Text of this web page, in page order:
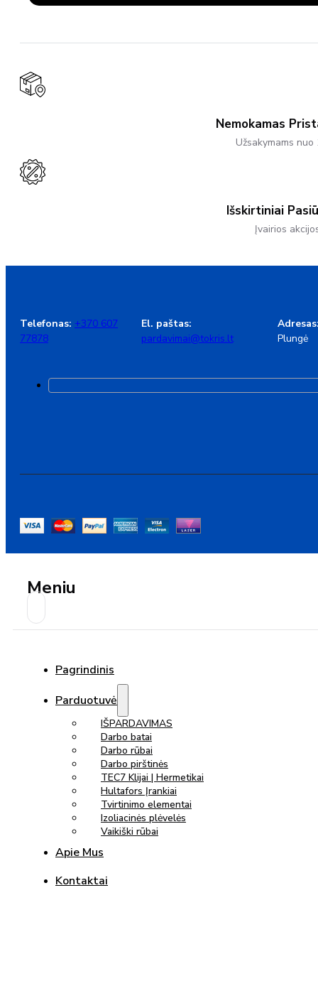
through
Has
The
Be
Chosen
On
Nemokamas
Užsakymams nuo
Išskirtiniai
Įvairios
Telefonas: +370 607
77878
El. paštas:
pardavimai@tokris.lt
Plungė
Meniu
Pagrindinis
Parduotuvė
IŠPARDAVIMAS
Darbo batai
Darbo rūbai
Darbo pirštinės
TEC7 Klijai | Hermetikai
Hultafors Įrankiai
Tvirtinimo elementai
Izoliacinės plėvelės
Vaikiški rūbai
Apie Mus
Kontaktai